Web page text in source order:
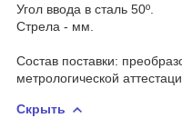
Угол ввода в сталь 50º.
Стрела - мм.
Состав поставки:
метрологической
Скрыть